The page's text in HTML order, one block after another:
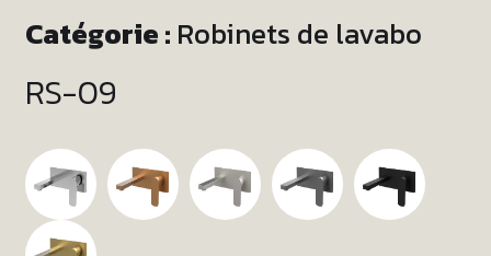
Catégorie : Robinets de lavabo
RS-09